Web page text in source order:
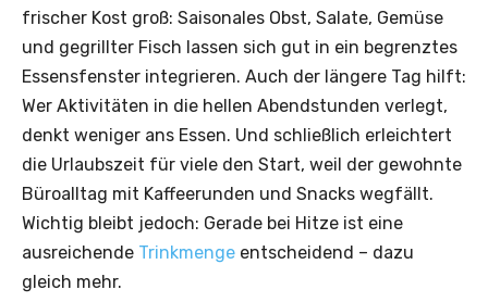
frischer Kost groß: Saisonales Obst, Salate, Gemüse
und gegrillter Fisch lassen sich gut in ein begrenztes
Essensfenster integrieren. Auch der längere Tag hilft:
Wer Aktivitäten in die hellen Abendstunden verlegt,
denkt weniger ans Essen. Und schließlich erleichtert
die Urlaubszeit für viele den Start, weil der gewohnte
Büroalltag mit Kaffeerunden und Snacks wegfällt.
Wichtig bleibt jedoch: Gerade bei Hitze ist eine
ausreichende Trinkmenge entscheidend – dazu
gleich mehr.